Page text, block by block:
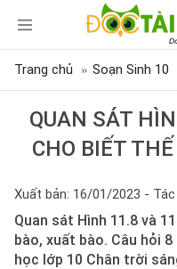
Trang chủ Soạn Sinh 10
QUAN SÁT
CHO BIẾT
Xuất bản: 16/01/2023 - Tác
Quan sát Hình 11.8 và
bào, xuất bào. Câu hỏi
học lớp 10 Chân trời